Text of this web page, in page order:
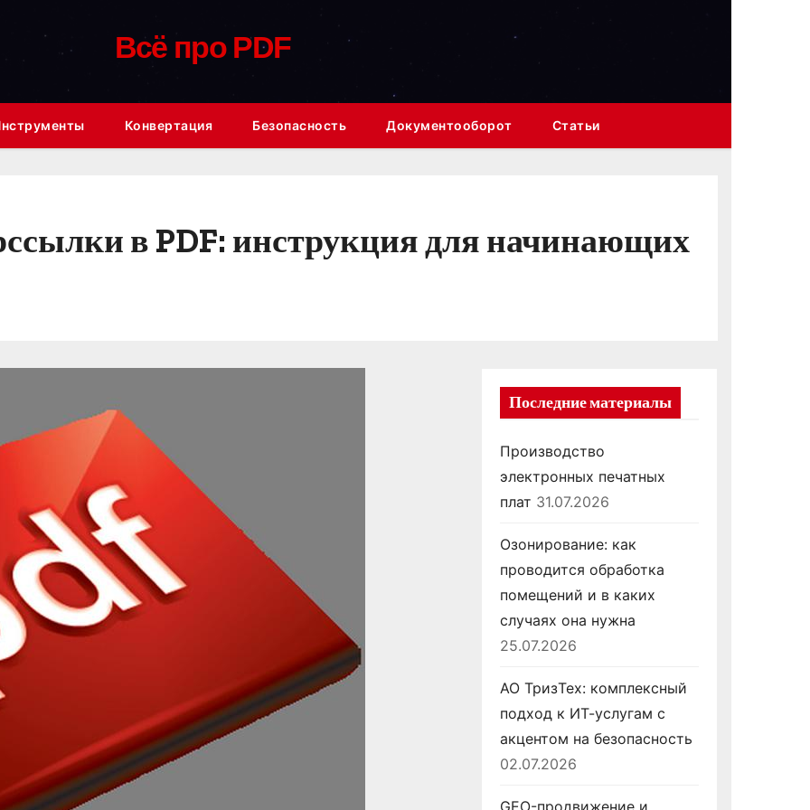
Всё про PDF
Конвертация Безопасность Документооборот Статьи
в PDF: инструкция для начинающих
Последние материалы
Производство
электронных печатных
плат 31.07.2026
Озонирование: как
проводится обработка
помещений и в каких
случаях она нужна
25.07.2026
АО ТризТех: комплексный
подход к ИТ-услугам с
акцентом на безопасность
02.07.2026
GEO-продвижение и